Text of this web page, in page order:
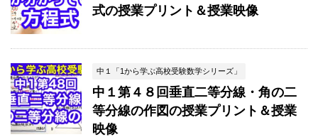
式の授業プリント＆授業映像
中１「1から学ぶ高校受験数学シリーズ」
中１第４８回垂直二等分線・角の二
等分線の作図の授業プリント＆授業
映像